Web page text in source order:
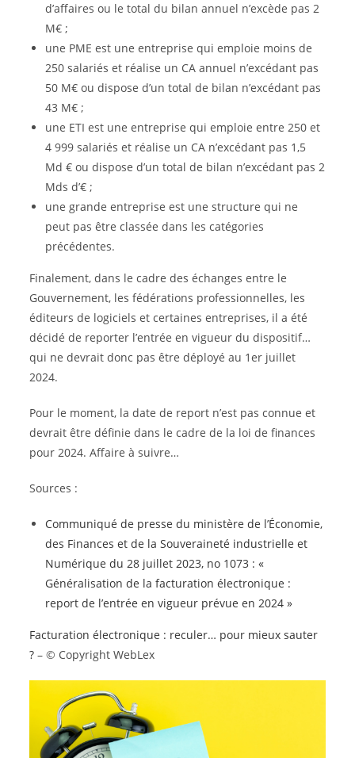
d’affaires ou le total du bilan annuel n’excède pas 2
M€ ;
une PME est une entreprise qui emploie moins de
250 salariés et réalise un CA annuel n’excédant pas
50 M€ ou dispose d’un total de bilan n’excédant pas
43 M€ ;
une ETI est une entreprise qui emploie entre 250 et
4 999 salariés et réalise un CA n’excédant pas 1,5
Md € ou dispose d’un total de bilan n’excédant pas 2
Mds d’€ ;
une grande entreprise est une structure qui ne
peut pas être classée dans les catégories
précédentes.
Finalement, dans le cadre des échanges entre le
Gouvernement, les fédérations professionnelles, les
éditeurs de logiciels et certaines entreprises, il a été
décidé de reporter l’entrée en vigueur du dispositif…
qui ne devrait donc pas être déployé au 1er juillet
2024.
Pour le moment, la date de report n’est pas connue et
devrait être définie dans le cadre de la loi de finances
pour 2024. Affaire à suivre…
Sources :
Communiqué de presse du ministère de l’Économie,
des Finances et de la Souveraineté industrielle et
Numérique du 28 juillet 2023, no 1073 : «
Généralisation de la facturation électronique :
report de l’entrée en vigueur prévue en 2024 »
Facturation électronique : reculer… pour mieux sauter
? – © Copyright WebLex